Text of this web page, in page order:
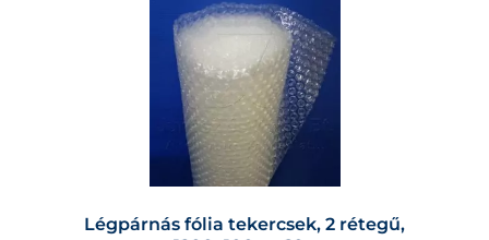
Légpárnás fólia tekercsek, 2 rétegű,